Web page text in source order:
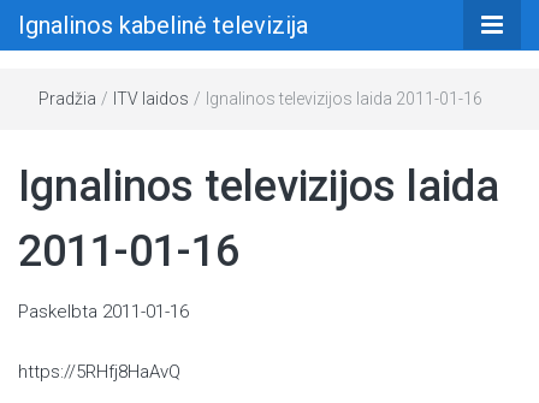
Ignalinos kabelinė televizija
Pradžia / ITV laidos / Ignalinos televizijos laida 2011-01-16
Ignalinos televizijos laida
2011-01-16
Paskelbta 2011-01-16
https://5RHfj8HaAvQ